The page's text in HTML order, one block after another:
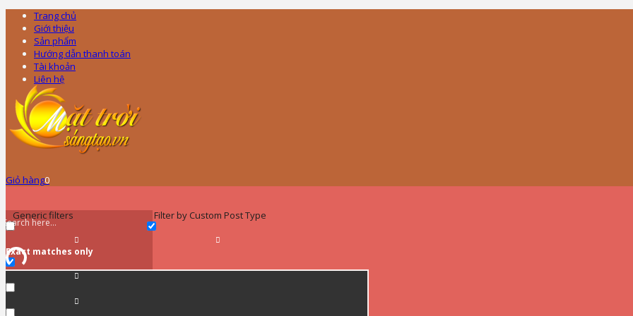
Trang chủ
Giới thiệu
Sản phẩm
Hướng dẫn thanh toán
Tài khoản
Liên hệ
Giỏ hàng0
Generic filters
Exact matches only
Filter by Custom Post Type